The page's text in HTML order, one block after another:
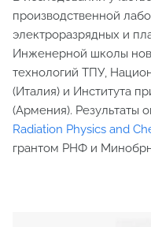
производственной
электроразрядных и
Инженерной школы
технологий ТПУ,
(Италия) и Института
(Армения). Результаты
Radiation Physics and
грантом РНФ и